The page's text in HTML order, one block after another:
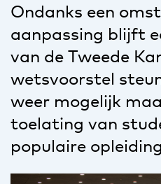
Ondanks een
aanpassing blijft
van de Tweede
wetsvoorstel
weer mogelijk
toelating van
populaire